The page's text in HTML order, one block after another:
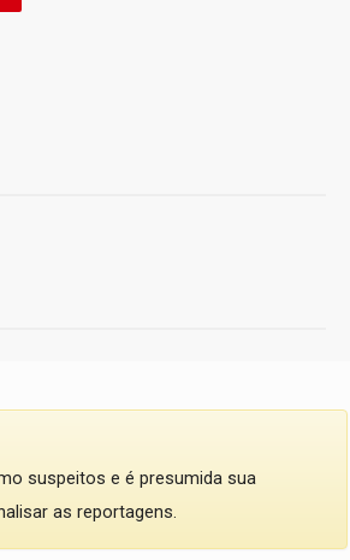
suspeitos e é presumida sua
as reportagens.